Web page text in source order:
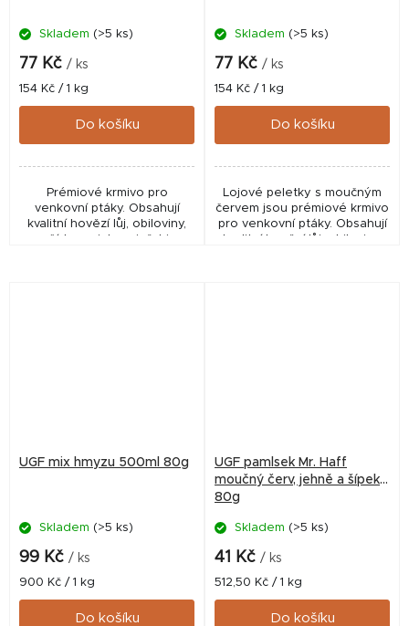
Skladem (>5 ks)
77 Kč / ks
Měrná
cena:
154 Kč / 1 kg
Do košíku
Prémiové krmivo pro
venkovní ptáky. Obsahují
kvalitní hovězí lůj, obiloviny,
arašídy, rozinky a jeřabiny.
Skladem (>5 ks)
77 Kč / ks
Měrná
cena:
154 Kč / 1 kg
Do košíku
Lojové peletky s moučným
červem jsou prémiové krmivo
pro venkovní ptáky. Obsahují
kvalitní hovězí lůj, obiloviny,
UGF mix hmyzu 500ml 80g
Skladem (>5 ks)
99 Kč / ks
Měrná
cena:
900 Kč / 1 kg
Do košíku
UGF pamlsek Mr. Haff
moučný červ, jehně a šípek
80g
Skladem (>5 ks)
41 Kč / ks
Měrná
cena:
512,50 Kč / 1 kg
Do košíku